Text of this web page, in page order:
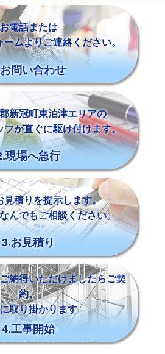
電話または
ムよりご連絡ください。
問い合わせ
新冠町東泊津エリアの
フが直ぐに駆け付けます。
現場へ急行
見積りを提示します。
んでもご相談ください。
3.お見積り
納得いただけましたらご契
約。
取り掛かります
4.工事開始